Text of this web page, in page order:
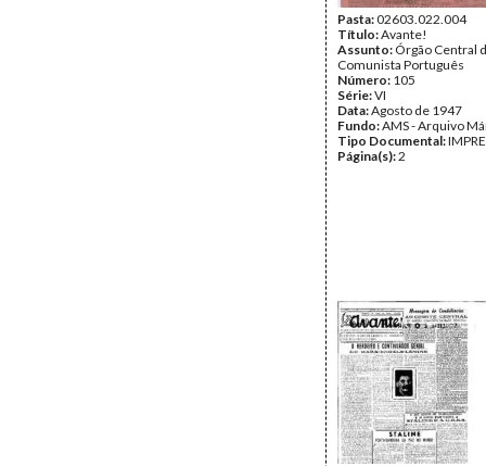
Pasta:02603.022.004
Título:Avante!
Assunto: Órgão Central
Comunista Português
Número: 105
Série:VI
Data:Agosto de 1947
Fundo:AMS - Arquivo
Tipo Documental:
Página(s):2